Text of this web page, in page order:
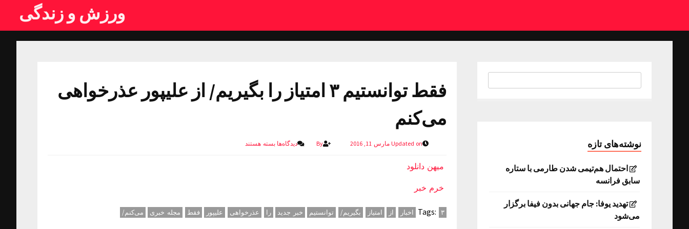
ورزش و زندگی
فقط توانستیم ۳ امتیاز را بگیریم/ از علیپور عذرخواهی
می‌کنم
Updated on مارس 11, 2016 By دیدگاه‌هابسته هستند
میهن دانلود
خرم خبر
Tags: ۳ اخبار از امتیاز بگیریم/ توانستیم خبر جدید را عذرخواهی علیپور فقط مجله خبری می‌کنم/
نوشته‌های تازه
احتمال هم‌تیمی شدن طارمی با ستاره
سابق فرانسه
تهدید یوفا: جام جهانی بدون فیفا برگزار
می‌شود